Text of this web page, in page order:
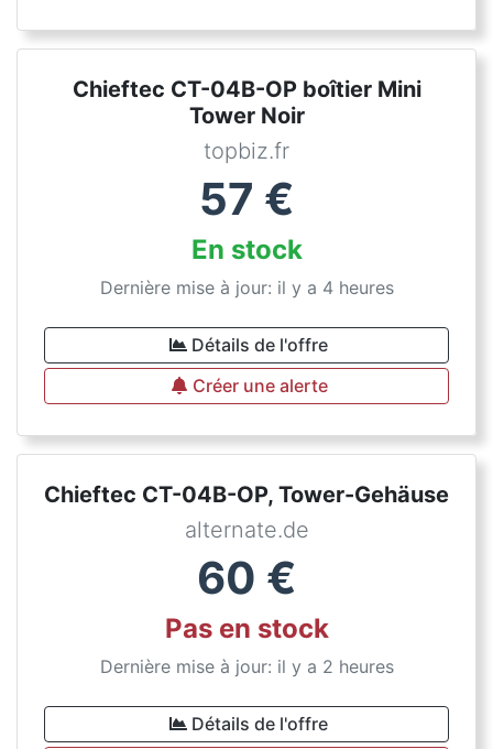
Chieftec CT-04B-OP boîtier Mini
Tower Noir
topbiz.fr
57 €
En stock
Dernière mise à jour: il y a 4 heures
Détails de l'offre
Créer une alerte
Chieftec CT-04B-OP, Tower-Gehäuse
alternate.de
60 €
Pas en stock
Dernière mise à jour: il y a 2 heures
Détails de l'offre